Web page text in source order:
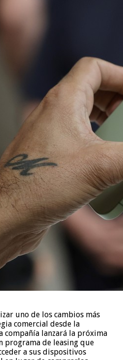
uno de los cambios más
comercial desde la
compañía lanzará la próxima
programa de leasing que
a sus dispositivos